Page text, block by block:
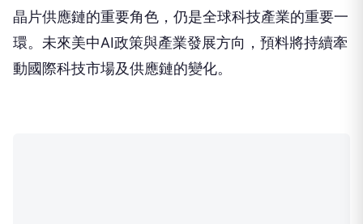
晶片供應鏈的重要角色，仍是全球科技產業的重要一
環。未來美中AI政策與產業發展方向，預料將持續牽
動國際科技市場及供應鏈的變化。